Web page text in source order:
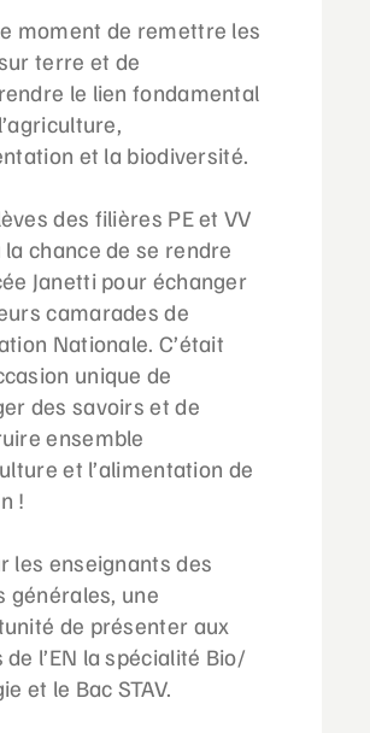
moment de remettre les
terre et de
le lien fondamental
et la biodiversité.
des filières PE et VV
chance de se rendre
Janetti pour échanger
camarades de
Nationale. C’était
unique de
des savoirs et de
ensemble
et l’alimentation de
!
les enseignants des
générales, une
de présenter aux
de l’EN la spécialité Bio/
et le Bac STAV.